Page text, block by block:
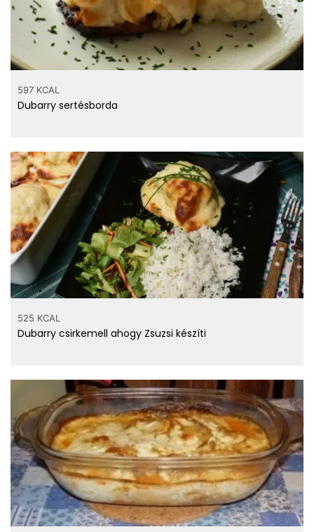
597 KCAL
Dubarry sertésborda
525 KCAL
Dubarry csirkemell ahogy Zsuzsi készíti